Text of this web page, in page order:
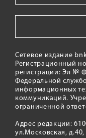
Сетевое издание
Регистрационный
регистрации: Эл №
Федеральной
информационных
коммуникаций.
ограниченной
Адрес редакции:
ул.Московская,